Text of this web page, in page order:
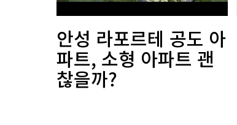
안성 라포르테 공도 아
파트, 소형 아파트 괜
찮을까?